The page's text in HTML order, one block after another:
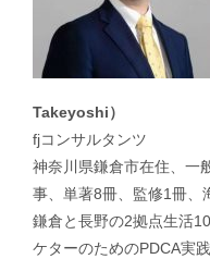
Takeyoshi）
fjコンサルタンツ
神奈川県鎌倉市在住、一
事、単著8冊、監修1冊、
鎌倉と長野の2拠点生活
ケターのためのPDCA実